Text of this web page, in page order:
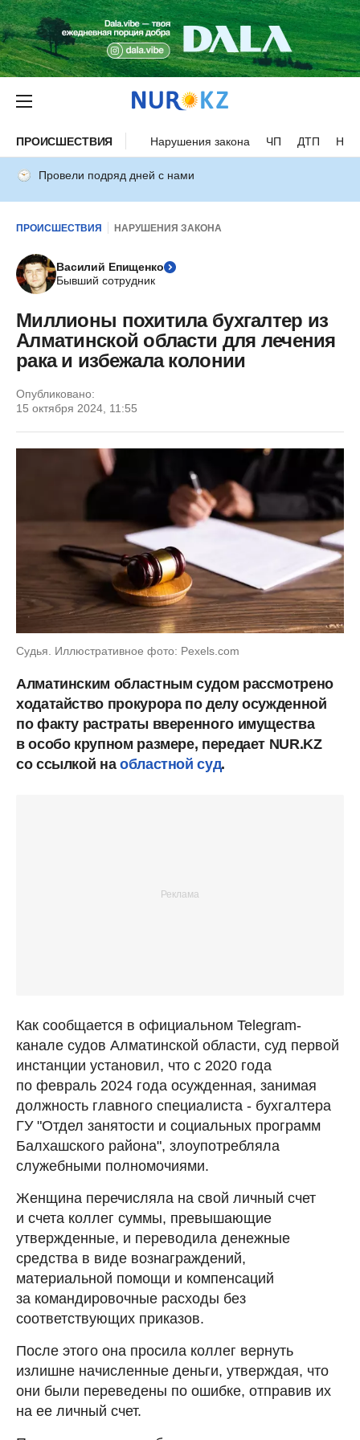
ПРОИСШЕСТВИЯ Нарушения закона ЧП ДТП
Провели подряд дней с нами
ПРОИСШЕСТВИЯ НАРУШЕНИЯ ЗАКОНА
Василий Епищенко
Бывший сотрудник
Миллионы похитила бухгалтер из
Алматинской области для лечения
рака и избежала колонии
Опубликовано:
15 октября 2024, 11:55
Судья. Иллюстративное фото: Рexels.com
Алматинским областным судом рассмотрено
ходатайство прокурора по делу осужденной
по факту растраты вверенного имущества
в особо крупном размере, передает NUR.KZ
со ссылкой на областной суд.
Как сообщается в официальном Telegram-
канале судов Алматинской области, суд первой
инстанции установил, что с 2020 года
по февраль 2024 года осужденная, занимая
должность главного специалиста - бухгалтера
ГУ "Отдел занятости и социальных программ
Балхашского района", злоупотребляла
служебными полномочиями.
Женщина перечисляла на свой личный счет
и счета коллег суммы, превышающие
утвержденные, и переводила денежные
средства в виде вознаграждений,
материальной помощи и компенсаций
за командировочные расходы без
соответствующих приказов.
После этого она просила коллег вернуть
излишне начисленные деньги, утверждая, что
они были переведены по ошибке, отправив их
на ее личный счет.